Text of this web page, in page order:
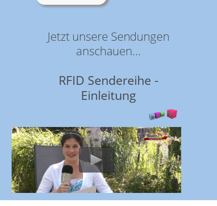
Jetzt unsere Sendungen
anschauen...
RFID Sendereihe -
Einleitung